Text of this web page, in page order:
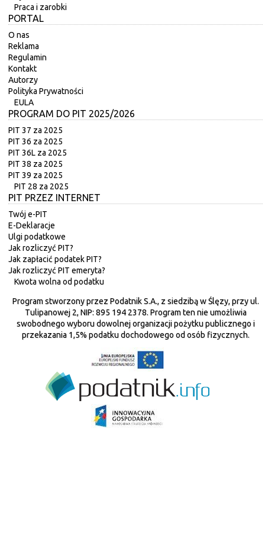
Praca i zarobki
PORTAL
O nas
Reklama
Regulamin
Kontakt
Autorzy
Polityka Prywatności
EULA
PROGRAM DO PIT 2025/2026
PIT 37 za 2025
PIT 36 za 2025
PIT 36L za 2025
PIT 38 za 2025
PIT 39 za 2025
PIT 28 za 2025
PIT PRZEZ INTERNET
Twój e-PIT
E-Deklaracje
Ulgi podatkowe
Jak rozliczyć PIT?
Jak zapłacić podatek PIT?
Jak rozliczyć PIT emeryta?
Kwota wolna od podatku
Program stworzony przez Podatnik S.A., z siedzibą w Ślęzy, przy ul.
Tulipanowej 2, NIP: 895 194 2378. Program ten nie umożliwia
swobodnego wyboru dowolnej organizacji pożytku publicznego i
przekazania 1,5% podatku dochodowego od osób fizycznych.